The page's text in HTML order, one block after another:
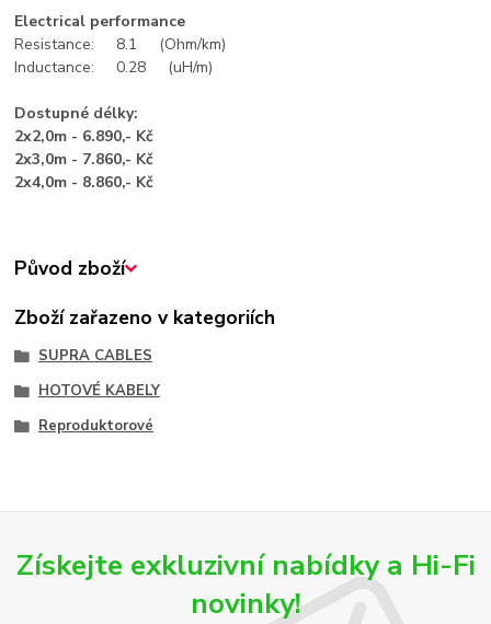
Electrical performance
Resistance: 8.1 (Ohm/km)
Inductance: 0.28 (uH/m)
Dostupné délky:
2x2,0m - 6.890,- Kč
2x3,0m - 7.860,- Kč
2x4,0m - 8.860,- Kč
Původ zboží
Zboží zařazeno v kategoriích
SUPRA CABLES
HOTOVÉ KABELY
Reproduktorové
Získejte exkluzivní nabídky a Hi-Fi
novinky!